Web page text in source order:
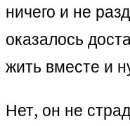
ничего и не
оказалось
жить вместе и
Нет, он не